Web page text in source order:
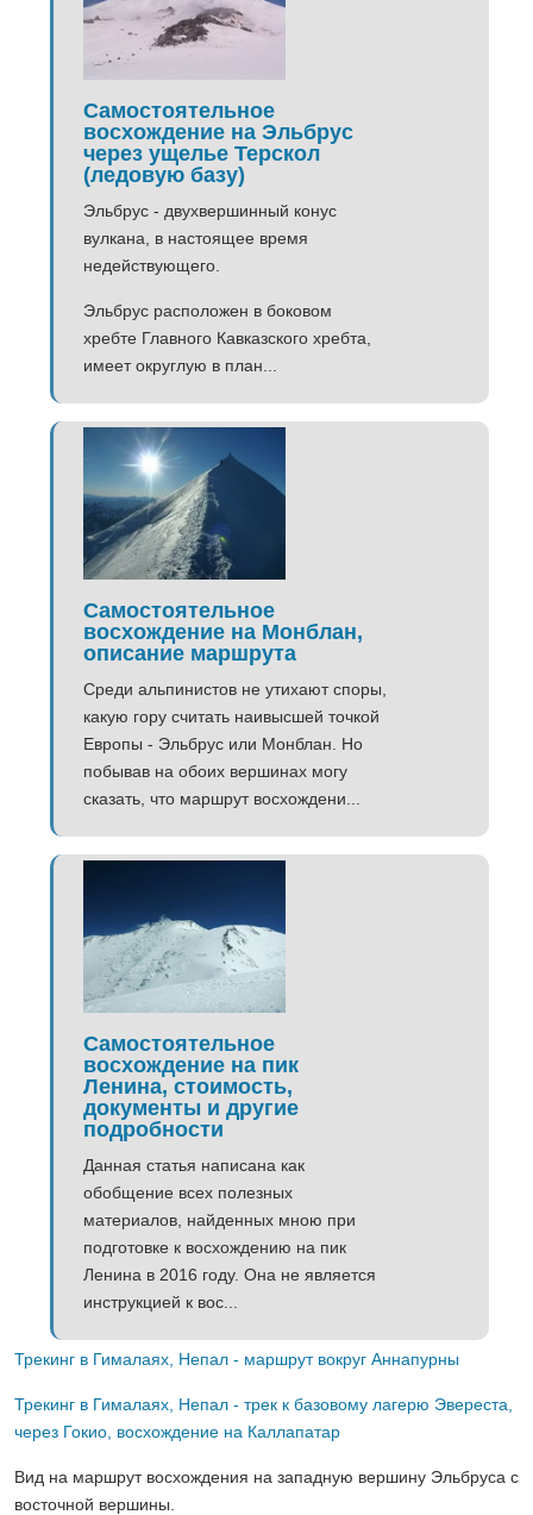
Самостоятельное
восхождение на Эльбрус
через ущелье Терскол
(ледовую базу)
Эльбрус - двухвершинный конус
вулкана, в настоящее время
недействующего.
Эльбрус расположен в боковом
хребте Главного Кавказского хребта,
имеет округлую в план...
Самостоятельное
восхождение на Монблан,
описание маршрута
Среди альпинистов не утихают споры,
какую гору считать наивысшей точкой
Европы - Эльбрус или Монблан. Но
побывав на обоих вершинах могу
сказать, что маршрут восхождени...
Самостоятельное
восхождение на пик
Ленина, стоимость,
документы и другие
подробности
Данная статья написана как
обобщение всех полезных
материалов, найденных мною при
подготовке к восхождению на пик
Ленина в 2016 году. Она не является
инструкцией к вос...
Трекинг в Гималаях, Непал - маршрут вокруг Аннапурны
Трекинг в Гималаях, Непал - трек к базовому лагерю Эвереста,
через Гокио, восхождение на Каллапатар
Вид на маршрут восхождения на западную вершину Эльбруса с
восточной вершины.